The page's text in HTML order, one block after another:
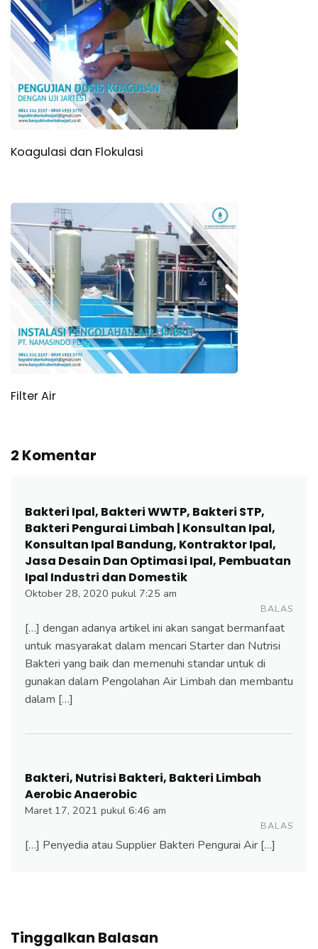
Koagulasi dan Flokulasi
Filter Air
2 Komentar
Bakteri Ipal, Bakteri WWTP, Bakteri STP,
Bakteri Pengurai Limbah | Konsultan Ipal,
Konsultan Ipal Bandung, Kontraktor Ipal,
Jasa Desain Dan Optimasi Ipal, Pembuatan
Ipal Industri dan Domestik
Oktober 28, 2020 pukul 7:25 am
BALAS
[…] dengan adanya artikel ini akan sangat bermanfaat
untuk masyarakat dalam mencari Starter dan Nutrisi
Bakteri yang baik dan memenuhi standar untuk di
gunakan dalam Pengolahan Air Limbah dan membantu
dalam […]
Bakteri, Nutrisi Bakteri, Bakteri Limbah
Aerobic Anaerobic
Maret 17, 2021 pukul 6:46 am
BALAS
[…] Penyedia atau Supplier Bakteri Pengurai Air […]
Tinggalkan Balasan